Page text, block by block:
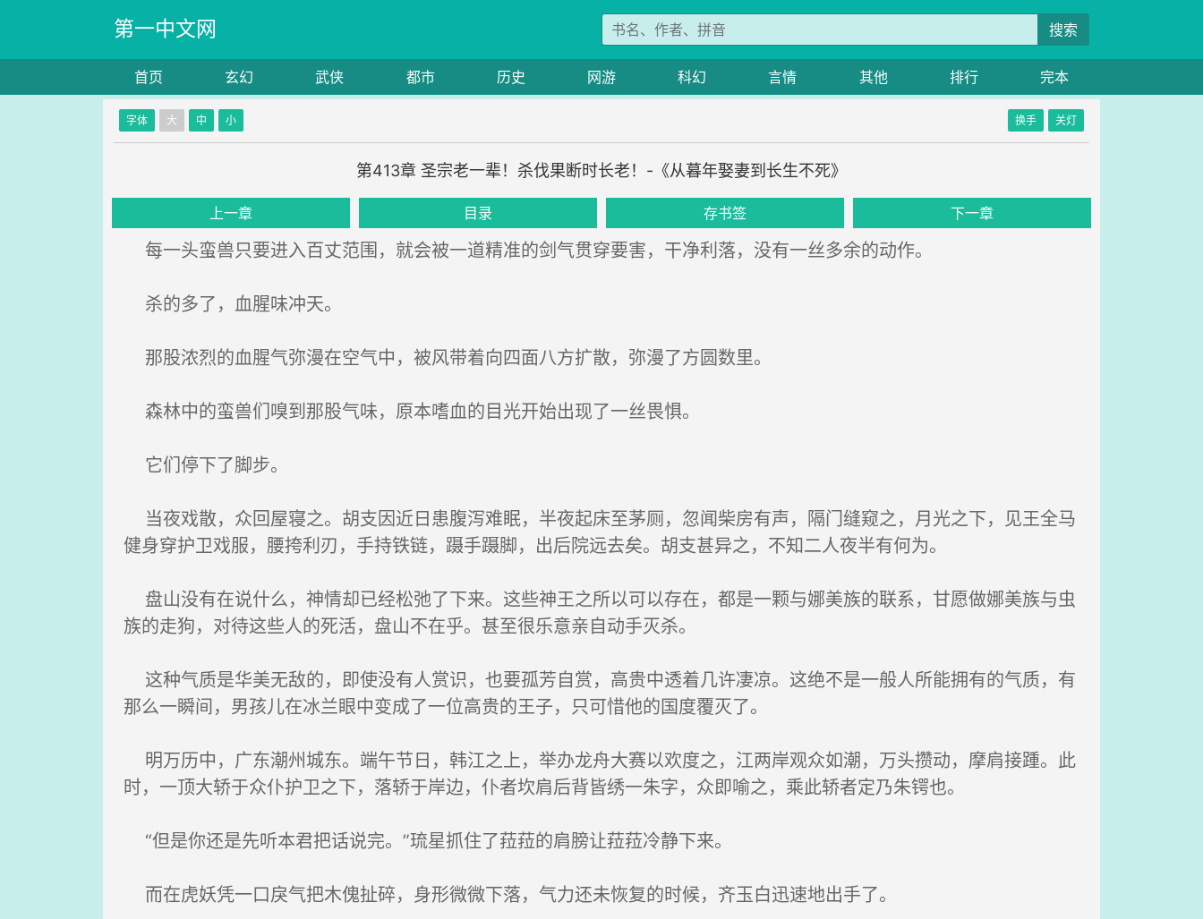
第一中文网 搜索
首页 玄幻 武侠 都市 历史 网游 科幻 言情 其他 排行 完本
字体 大 中 小 换手 关灯
第413章 圣宗老一辈！杀伐果断时长老！-《从暮年娶妻到长生不死》
上一章 目录 存书签 下一章
每一头蛮兽只要进入百丈范围，就会被一道精准的剑气贯穿要害，干净利落，没有一丝多余的动作。
杀的多了，血腥味冲天。
那股浓烈的血腥气弥漫在空气中，被风带着向四面八方扩散，弥漫了方圆数里。
森林中的蛮兽们嗅到那股气味，原本嗜血的目光开始出现了一丝畏惧。
它们停下了脚步。
当夜戏散，众回屋寝之。胡支因近日患腹泻难眠，半夜起床至茅厕，忽闻柴房有声，隔门缝窥之，月光之下，见王全马
健身穿护卫戏服，腰挎利刃，手持铁链，蹑手蹑脚，出后院远去矣。胡支甚异之，不知二人夜半有何为。
盘山没有在说什么，神情却已经松弛了下来。这些神王之所以可以存在，都是一颗与娜美族的联系，甘愿做娜美族与虫
族的走狗，对待这些人的死活，盘山不在乎。甚至很乐意亲自动手灭杀。
这种气质是华美无敌的，即使没有人赏识，也要孤芳自赏，高贵中透着几许凄凉。这绝不是一般人所能拥有的气质，有
那么一瞬间，男孩儿在冰兰眼中变成了一位高贵的王子，只可惜他的国度覆灭了。
明万历中，广东潮州城东。端午节日，韩江之上，举办龙舟大赛以欢度之，江两岸观众如潮，万头攒动，摩肩接踵。此
时，一顶大轿于众仆护卫之下，落轿于岸边，仆者坎肩后背皆绣一朱字，众即喻之，乘此轿者定乃朱锷也。
“但是你还是先听本君把话说完。”琉星抓住了菈菈的肩膀让菈菈冷静下来。
而在虎妖凭一口戾气把木傀扯碎，身形微微下落，气力还未恢复的时候，齐玉白迅速地出手了。